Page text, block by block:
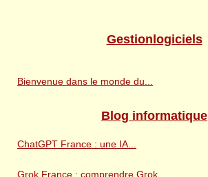
Gestionlogiciels
Bienvenue dans le monde du...
Blog informatique
ChatGPT France : une IA...
Grok France : comprendre Grok...